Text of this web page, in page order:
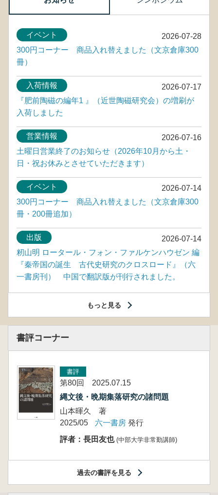
2026-07-28
イベント
300円コーナー 商品入れ替えました（文京倉庫300
冊）
2026-07-17
入荷情報
『肥前陶磁の編年1 』（近世陶磁研究会）の増刷が
入荷しました
2026-07-16
営業情報
土曜日営業終了のお知らせ（2026年10月から土・
日・祝お休みとさせていただきます）
2026-07-14
イベント
300円コーナー 商品入れ替えました（文京倉庫300
冊・200冊追加）
2026-07-14
出版
籾山明 ロータール・フォン・ファルケンハウゼン 編
『秦帝国の誕生 古代史研究のクロスロード』（六
一書房刊） 中国で翻訳版が刊行されました。
もっと見る
書評コーナー
書評
第80回 2025.07.15
縄文後・晩期集落研究の諸問題
山本暉久 著
2025/05
六一書房 発行
評者：長田友也 (中部大学非常勤講師)
過去の書評を見る